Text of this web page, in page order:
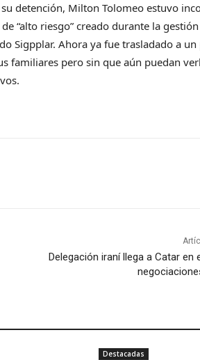
detención, Milton Tolomeo estuvo
“alto riesgo” creado durante la
Sigpplar. Ahora ya fue trasladado a
familiares pero sin que aún puedan
Delegación iraní llega a Catar en
Destacadas